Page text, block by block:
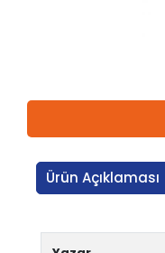
Ürün Açıklaması